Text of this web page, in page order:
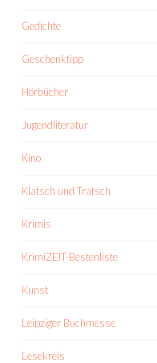
Gedichte
Geschenktipp
Hörbücher
Jugendliteratur
Kino
Klatsch und Tratsch
Krimis
KrimiZEIT-Bestenliste
Kunst
Leipziger Buchmesse
Lesekreis